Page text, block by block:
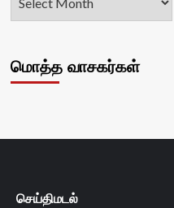
மொத்த வாசகர்கள்
செய்திமடல்